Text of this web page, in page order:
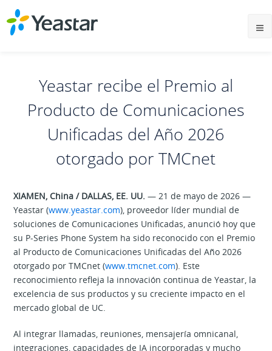
Yeastar recibe el Premio al
Producto de Comunicaciones
Unificadas del Año 2026
otorgado por TMCnet
XIAMEN, China / DALLAS, EE. UU. — 21 de mayo de 2026 —
Yeastar (www.yeastar.com), proveedor líder mundial de
soluciones de Comunicaciones Unificadas, anunció hoy que
su P-Series Phone System ha sido reconocido con el Premio
al Producto de Comunicaciones Unificadas del Año 2026
otorgado por TMCnet (www.tmcnet.com). Este
reconocimiento refleja la innovación continua de Yeastar, la
excelencia de sus productos y su creciente impacto en el
mercado global de UC.
Al integrar llamadas, reuniones, mensajería omnicanal,
integraciones, capacidades de IA incorporadas y mucho